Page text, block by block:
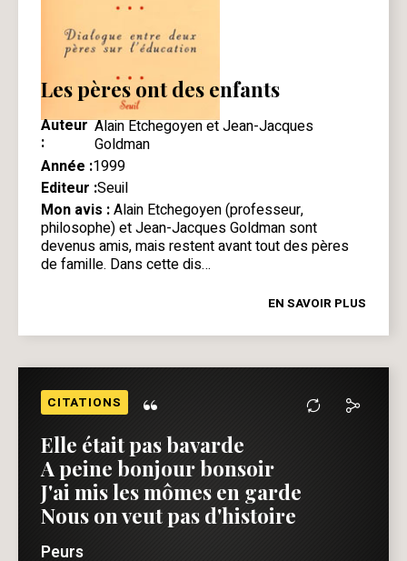
Les pères ont des enfants
Auteur
:
Alain Etchegoyen et Jean-Jacques
Goldman
Année :1999
Editeur :Seuil
Mon avis :Alain Etchegoyen (professeur,
philosophe) et Jean-Jacques Goldman sont
devenus amis, mais restent avant tout des pères
de famille. Dans cette dis…
EN SAVOIR PLUS
CITATIONS “
Elle était pas bavarde
A peine bonjour bonsoir
J'ai mis les mômes en garde
Nous on veut pas d'histoire
Peurs